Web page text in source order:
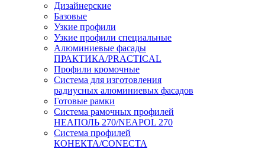
Дизайнерские
Базовые
Узкие профили
Узкие профили специальные
Алюминиевые фасады
ПРАКТИКА/PRACTICAL
Профили кромочные
Система для изготовления
радиусных алюминиевых фасадов
Готовые рамки
Система рамочных профилей
НЕАПОЛЬ 270/NEAPOL 270
Система профилей
КОНЕКТА/CONECTA